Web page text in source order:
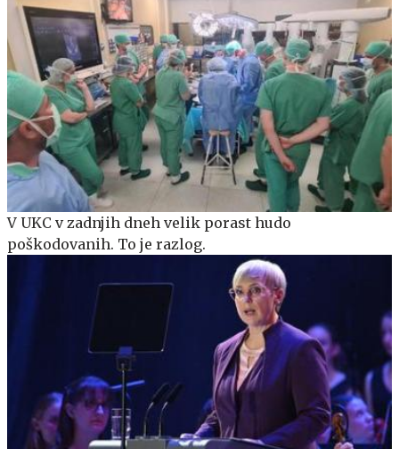
V UKC v zadnjih dneh velik porast hudo
poškodovanih. To je razlog.